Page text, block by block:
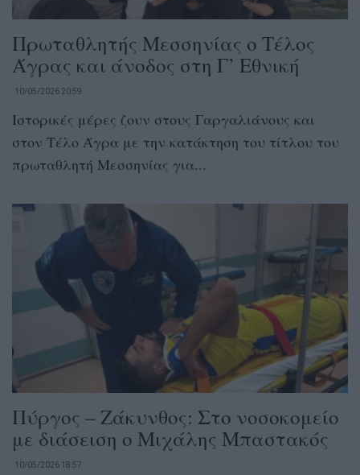
Πρωταθλητής Μεσσηνίας ο Τέλος
Άγρας και άνοδος στη Γ’ Εθνική
10/05/2026 20:59
Ιστορικές μέρες ζουν στους Γαργαλιάνους και
στον Τέλο Άγρα με την κατάκτηση του τίτλου του
πρωταθλητή Μεσσηνίας για...
Πύργος – Ζάκυνθος: Στο νοσοκομείο
με διάσειση ο Μιχάλης Μπαστακός
10/05/2026 18:57